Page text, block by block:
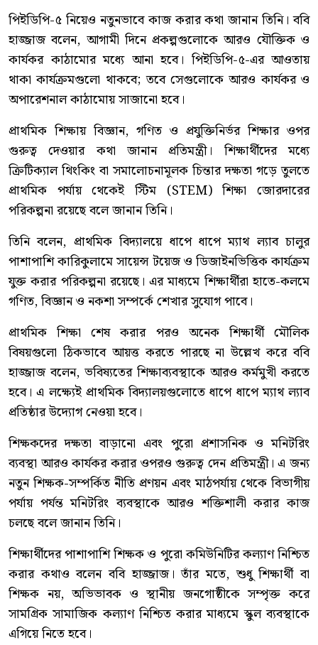
পিইডিপি-৫ নিয়েও নতুনভাবে কাজ করার কথা জানান তিনি। ববি
হাজ্জাজ বলেন, আগামী দিনে প্রকল্পগুলোকে আরও যৌক্তিক ও
কার্যকর কাঠামোর মধ্যে আনা হবে। পিইডিপি-৫-এর আওতায়
থাকা কার্যক্রমগুলো থাকবে; তবে সেগুলোকে আরও কার্যকর ও
অপারেশনাল কাঠামোয় সাজানো হবে।
প্রাথমিক শিক্ষায় বিজ্ঞান, গণিত ও প্রযুক্তিনির্ভর শিক্ষার ওপর
গুরুত্ব দেওয়ার কথা জানান প্রতিমন্ত্রী। শিক্ষার্থীদের মধ্যে
ক্রিটিক্যাল থিংকিং বা সমালোচনামূলক চিন্তার দক্ষতা গড়ে তুলতে
প্রাথমিক পর্যায় থেকেই স্টিম (STEM) শিক্ষা জোরদারের
পরিকল্পনা রয়েছে বলে জানান তিনি।
তিনি বলেন, প্রাথমিক বিদ্যালয়ে ধাপে ধাপে ম্যাথ ল্যাব চালুর
পাশাপাশি কারিকুলামে সায়েন্স টয়েজ ও ডিজাইনভিত্তিক কার্যক্রম
যুক্ত করার পরিকল্পনা রয়েছে। এর মাধ্যমে শিক্ষার্থীরা হাতে-কলমে
গণিত, বিজ্ঞান ও নকশা সম্পর্কে শেখার সুযোগ পাবে।
প্রাথমিক শিক্ষা শেষ করার পরও অনেক শিক্ষার্থী মৌলিক
বিষয়গুলো ঠিকভাবে আয়ত্ত করতে পারছে না উল্লেখ করে ববি
হাজ্জাজ বলেন, ভবিষ্যতের শিক্ষাব্যবস্থাকে আরও কর্মমুখী করতে
হবে। এ লক্ষ্যেই প্রাথমিক বিদ্যালয়গুলোতে ধাপে ধাপে ম্যাথ ল্যাব
প্রতিষ্ঠার উদ্যোগ নেওয়া হবে।
শিক্ষকদের দক্ষতা বাড়ানো এবং পুরো প্রশাসনিক ও মনিটরিং
ব্যবস্থা আরও কার্যকর করার ওপরও গুরুত্ব দেন প্রতিমন্ত্রী। এ জন্য
নতুন শিক্ষক-সম্পর্কিত নীতি প্রণয়ন এবং মাঠপর্যায় থেকে বিভাগীয়
পর্যায় পর্যন্ত মনিটরিং ব্যবস্থাকে আরও শক্তিশালী করার কাজ
চলছে বলে জানান তিনি।
শিক্ষার্থীদের পাশাপাশি শিক্ষক ও পুরো কমিউনিটির কল্যাণ নিশ্চিত
করার কথাও বলেন ববি হাজ্জাজ। তাঁর মতে, শুধু শিক্ষার্থী বা
শিক্ষক নয়, অভিভাবক ও স্থানীয় জনগোষ্ঠীকে সম্পৃক্ত করে
সামগ্রিক সামাজিক কল্যাণ নিশ্চিত করার মাধ্যমে স্কুল ব্যবস্থাকে
এগিয়ে নিতে হবে।